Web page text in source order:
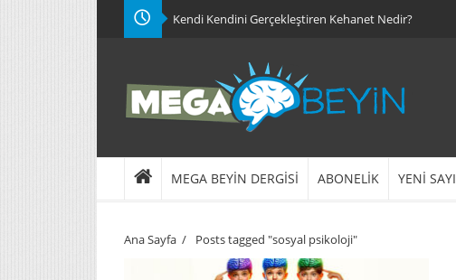
Kendi Kendini Gerçekleştiren Kehanet Nedir?
MEGA BEYİN DERGİSİ ABONELİK YENİ SAYI
Ana Sayfa / Posts tagged "sosyal psikoloji"